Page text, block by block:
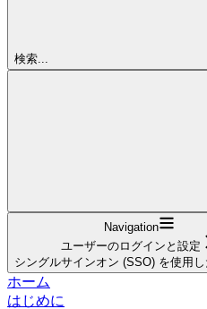
検索...
Navigation
ユーザーのログインと設定
シングルサインオン (SSO) を使用
ホーム
はじめに